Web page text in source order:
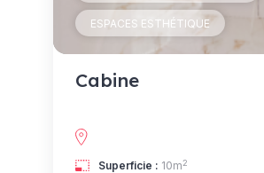
ESPACES ESTHÉTIQUE
Cabine
Superficie : 10m2